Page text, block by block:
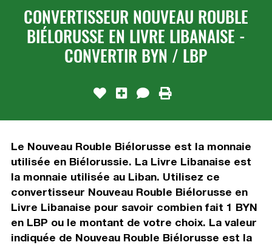
CONVERTISSEUR NOUVEAU ROUBLE
BIÉLORUSSE EN LIVRE LIBANAISE -
CONVERTIR BYN / LBP
Le Nouveau Rouble Biélorusse est la monnaie
utilisée en Biélorussie. La Livre Libanaise est
la monnaie utilisée au Liban. Utilisez ce
convertisseur Nouveau Rouble Biélorusse en
Livre Libanaise pour savoir combien fait 1 BYN
en LBP ou le montant de votre choix. La valeur
indiquée de Nouveau Rouble Biélorusse est la